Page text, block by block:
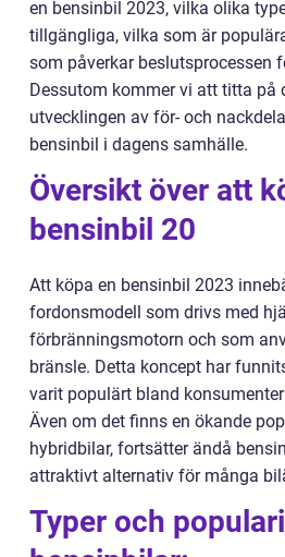
en bensinbil 2023, vilka olika
tillgängliga, vilka som är
som påverkar beslutsprocessen
Dessutom kommer vi att titta på
utvecklingen av för- och
bensinbil i dagens samhälle.
Översikt över att
bensinbil 20
Att köpa en bensinbil 2023
fordonsmodell som drivs med
förbränningsmotorn och som
bränsle. Detta koncept har
varit populärt bland
Även om det finns en ökande
hybridbilar, fortsätter ändå
attraktivt alternativ för många
Typer och